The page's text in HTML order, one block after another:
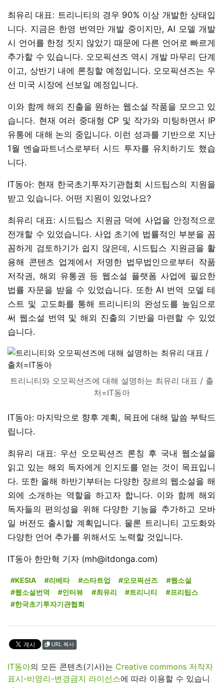
최유리 대표: 트리니티의 경우 90% 이상 개발한 상태입
니다. 지금은 한영 번역만 개발 중이지만, AI 모델 개발
시 언어를 한정 짓지 않았기 때문에 다른 언어로 빠르게
추가할 수 있습니다. 오모픽션즈 역시 개발 마무리 단계
이고, 상반기 내에 론칭할 예정입니다. 오모픽션즈는 우
선 미국 시장에 선보일 예정입니다.
이와 함께 해외 진출을 원하는 웹소설 작품을 모으고 있
습니다. 현재 여러 중대형 CP 및 작가와 미팅하면서 IP
유통에 대해 논의 중입니다. 이런 성과를 기반으로 지난
1월 엔슬파트너스로부터 시드 투자를 유치하기도 했습
니다.
IT동아: 현재 한국초기투자기관협회 시드팁스의 지원을
받고 있습니다. 어떤 지원이 있었나요?
최유리 대표: 시드팁스 지원금 덕에 사업을 안정적으로
전개할 수 있었습니다. 사업 초기에 법률적인 부분을 꼼
꼼하게 검토하기가 쉽지 않은데, 시드팁스 지원금을 활
용해 콘텐츠 업계에서 저명한 법무법인으로부터 작품
저작권, 해외 유통권 등 웹소설 플랫폼 사업에 필요한
법률 자문을 받을 수 있었습니다. 또한 AI 번역 모델 테
스트 및 고도화를 통해 트리니티의 완성도를 높임으로
써 웹소설 번역 및 해외 진출의 기반을 마련할 수 있었
습니다.
트리니티와 오모픽션즈에 대해 설명하는 최유리 대표 / 출
처=IT동아
IT동아: 마지막으로 향후 계획, 목표에 대해 말씀 부탁드
립니다.
최유리 대표: 우선 오모픽션즈 론칭 후 국내 웹소설을
읽고 있는 해외 독자에게 인지도를 얻는 것이 목표입니
다. 또한 올해 하반기부터는 다양한 장르의 웹소설을 해
외에 소개하는 역할을 하고자 합니다. 이와 함께 해외
독자들의 편의성을 위해 다양한 기능을 추가하고 모바
일 버전도 출시할 계획입니다. 물론 트리니티 고도화와
다양한 언어 추가를 위해서도 노력할 것입니다.
IT동아 한만혁 기자 (mh@itdonga.com)
#KESIA #리베타 #스타트업 #오모픽션즈
#웹소설
#웹소설번역
#인터뷰 #최유리 #트리니티
#프리팁스
#한국초기투자기관협회
URL 복사
IT동아의 모든 콘텐츠(기사)는 Creative commons 저작자
표시-비영리-변경금지 라이선스에 따라 이용할 수 있습니